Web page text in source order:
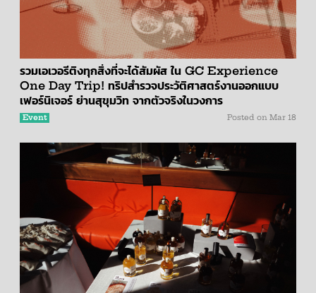
รวมเอเวอรีติงทุกสิ่งที่จะได้สัมผัส ใน GC Experience
One Day Trip! ทริปสำรวจประวัติศาสตร์งานออกแบบ
เฟอร์นิเจอร์ ย่านสุขุมวิท จากตัวจริงในวงการ
Event Posted on Mar 18